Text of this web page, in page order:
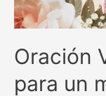
Oración
para un